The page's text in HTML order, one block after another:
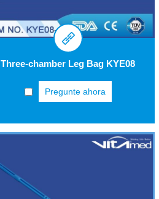
Three-chamber Leg Bag KYE08
Pregunte ahora